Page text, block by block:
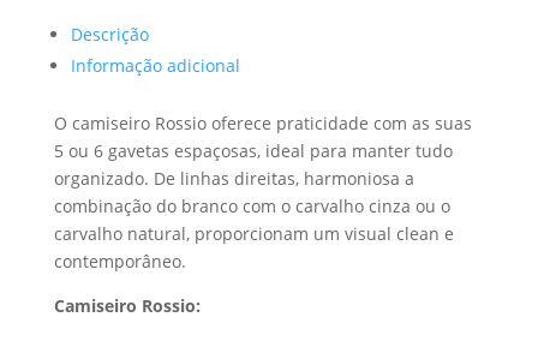
Descrição
Informação adicional
O camiseiro Rossio oferece praticidade com as suas
5 ou 6 gavetas espaçosas, ideal para manter tudo
organizado. De linhas direitas, harmoniosa a
combinação do branco com o carvalho cinza ou o
carvalho natural, proporcionam um visual clean e
contemporâneo.
Camiseiro Rossio: